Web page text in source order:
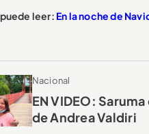
leer: En la noche de
Nacional
EN VIDEO:
de Andrea Valdiri